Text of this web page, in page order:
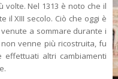
Nel 1313 è noto che il
XIII secolo. Ciò che oggi è
a sommare durante i
venne più ricostruita, fu
effettuati altri cambiamenti